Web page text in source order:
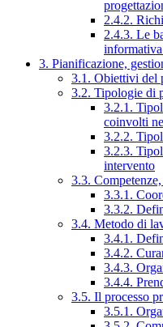
2.4.2.
2.4.3. Le
3. Pianificazione,
3.1. Obiettivi del
3.2. Tipologie di
3.2.1.
coinvolti
3.2.2.
3.2.3.
intervento
3.3.
3.3.1.
3.3.2.
3.4. Metodo di
3.4.1.
3.4.2.
3.4.3.
3.4.4.
3.5. Il processo
3.5.1.